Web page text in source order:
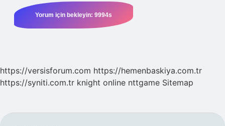
https://versisforum.com https://hemenbaskiya.com.tr
https://syniti.com.tr knight online nttgame Sitemap